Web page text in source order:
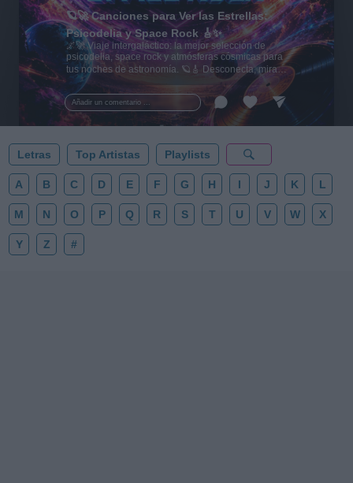
Añadir un comentario ...
🪐🚀 Canciones para Ver las Estrellas:
Psicodelia y Space Rock 🎸✨
🌌🚀 Viaje intergaláctico: la mejor selección de
psicodelia, space rock y atmósferas cósmicas para
tus noches de astronomía. 🪐🎸 Desconecta, mira
al firmamento y siente la gravedad cero. 💾 ¡Guarda
esta colección para tu próxima noche estrellada!
✨⭐
Letras Top Artistas Playlists
A B C D E F G H I J K L
M N O P Q R S T U V W X
Y Z #